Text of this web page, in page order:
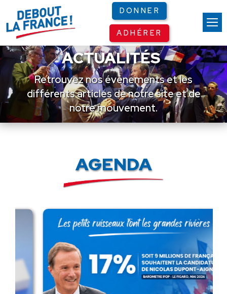
DONNER
ADHÉRER
ACTUALITÉS
Retrouvez nos événements et les
différents articles de notre site et de
notre mouvement.
AGENDA
Panneau de gestion des cookies